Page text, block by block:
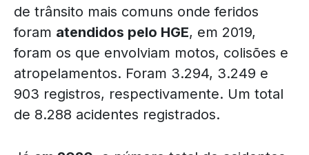
de trânsito mais comuns onde feridos
foram atendidos pelo HGE, em 2019,
foram os que envolviam motos, colisões e
atropelamentos. Foram 3.294, 3.249 e
903 registros, respectivamente. Um total
de 8.288 acidentes registrados.